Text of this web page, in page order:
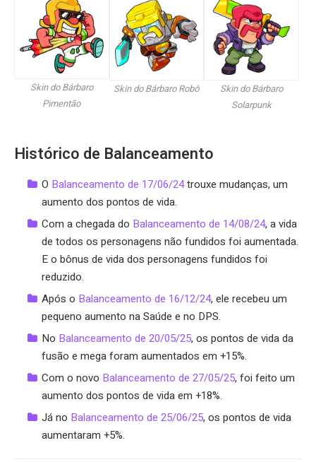
Skin do Bárbaro
Pimentão
Skin do Bárbaro Robô
Skin do Bárbaro
Solarpunk
Histórico de Balanceamento
O Balanceamento de 17/06/24trouxe mudanças, um
aumento dos pontos de vida.
Com a chegada do Balanceamento de 14/08/24, a vida
de todos os personagens não fundidos foi aumentada.
E o bônus de vida dos personagens fundidos foi
reduzido.
Após o Balanceamento de 16/12/24, ele recebeu um
pequeno aumento na Saúde e no DPS.
No Balanceamento de 20/05/25, os pontos de vida da
fusão e mega foram aumentados em +15%.
Com o novo Balanceamento de 27/05/25, foi feito um
aumento dos pontos de vida em +18%.
Já no Balanceamento de 25/06/25, os pontos de vida
aumentaram +5%.